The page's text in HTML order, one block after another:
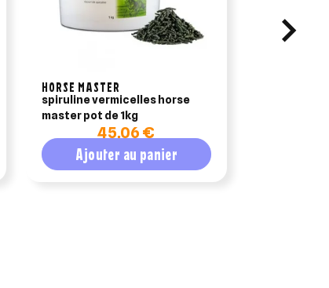
HORSE MASTER
spiruline vermicelles horse
master pot de 1kg
45,06 €
Ajouter au panier